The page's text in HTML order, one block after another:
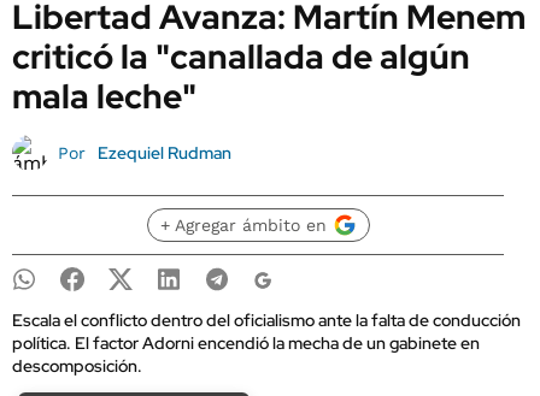
Libertad Avanza: Martín Menem
criticó la "canallada de algún
mala leche"
Por Ezequiel Rudman
+ Agregar ámbito en
Escala el conflicto dentro del oficialismo ante la falta de conducción
política. El factor Adorni encendió la mecha de un gabinete en
descomposición.